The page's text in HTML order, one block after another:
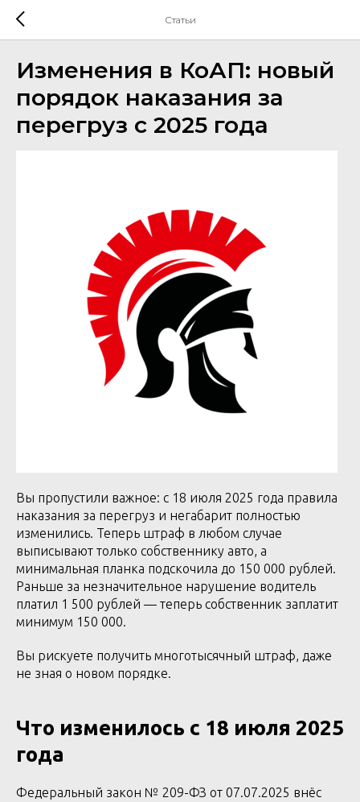
Статьи
Изменения в КоАП: новый
порядок наказания за
перегруз с 2025 года
Вы пропустили важное: с 18 июля 2025 года правила
наказания за перегруз и негабарит полностью
изменились. Теперь штраф в любом случае
выписывают только собственнику авто, а
минимальная планка подскочила до 150 000 рублей.
Раньше за незначительное нарушение водитель
платил 1 500 рублей — теперь собственник заплатит
минимум 150 000.
Вы рискуете получить многотысячный штраф, даже
не зная о новом порядке.
Что изменилось с 18 июля 2025
года
Федеральный закон № 209-ФЗ от 07.07.2025 внёс